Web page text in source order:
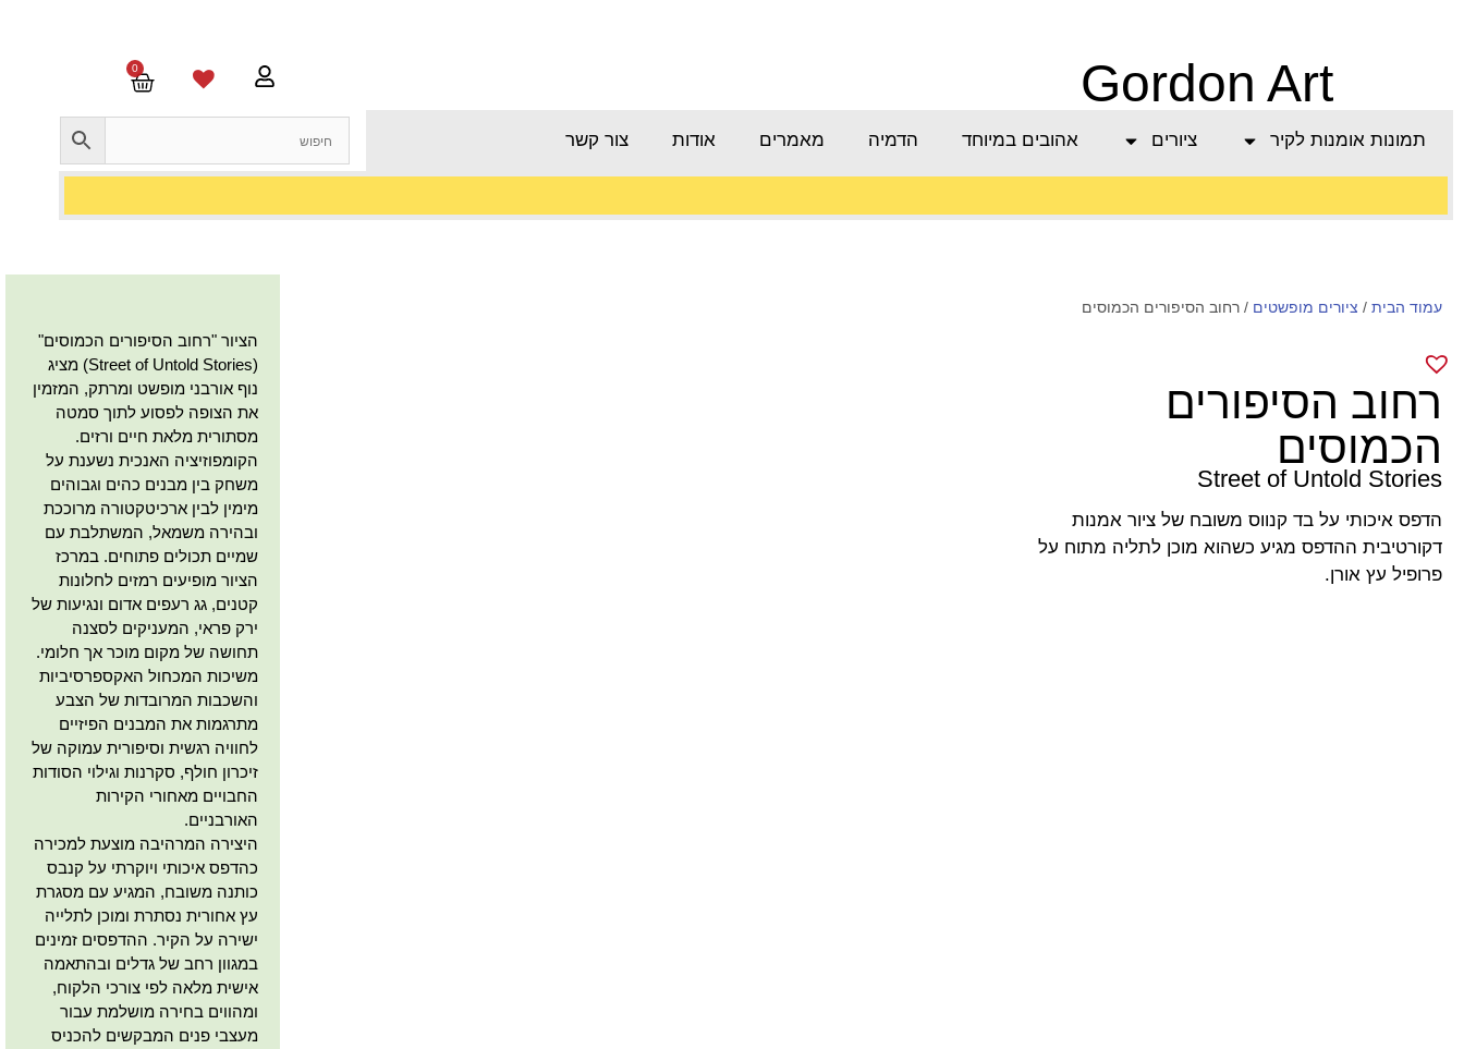
Gordon Art
0
תמונות אומנות לקיר ציורים אהובים במיוחד הדמיה מאמרים אודות צור קשר
מעל 800 ש"ח
עמוד הבית / ציורים מופשטים / רחוב הסיפורים הכמוסים
רחוב הסיפורים
הכמוסים
Street of Untold Stories
הדפס איכותי על בד קנווס משובח של ציור אמנות
דקורטיבית ההדפס מגיע כשהוא מוכן לתליה מתוח על
פרופיל עץ אורן.
הציור "רחוב הסיפורים הכמוסים"
(Street of Untold Stories) מציג
נוף אורבני מופשט ומרתק, המזמין
את הצופה לפסוע לתוך סמטה
מסתורית מלאת חיים ורזים.
הקומפוזיציה האנכית נשענת על
משחק בין מבנים כהים וגבוהים
מימין לבין ארכיטקטורה מרוככת
ובהירה משמאל, המשתלבת עם
שמיים תכולים פתוחים. במרכז
הציור מופיעים רמזים לחלונות
קטנים, גג רעפים אדום ונגיעות של
ירק פראי, המעניקים לסצנה
תחושה של מקום מוכר אך חלומי.
משיכות המכחול האקספרסיביות
והשכבות המרובדות של הצבע
מתרגמות את המבנים הפיזיים
לחוויה רגשית וסיפורית עמוקה של
זיכרון חולף, סקרנות וגילוי הסודות
החבויים מאחורי הקירות
האורבניים.
היצירה המרהיבה מוצעת למכירה
כהדפס איכותי ויוקרתי על קנבס
כותנה משובח, המגיע עם מסגרת
עץ אחורית נסתרת ומוכן לתלייה
ישירה על הקיר. ההדפסים זמינים
במגוון רחב של גדלים ובהתאמה
אישית מלאה לפי צורכי הלקוח,
ומהווים בחירה מושלמת עבור
מעצבי פנים המבקשים להכניס